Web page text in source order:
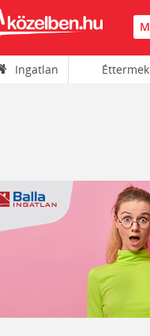
Ingatlan Éttermek